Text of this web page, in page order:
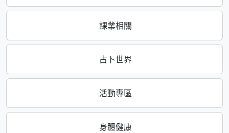
課業相關
占卜世界
活動專區
身體健康